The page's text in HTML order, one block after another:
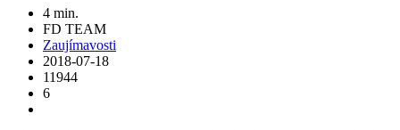
4 min.
FD TEAM
Zaujímavosti
2018-07-18
11944
6